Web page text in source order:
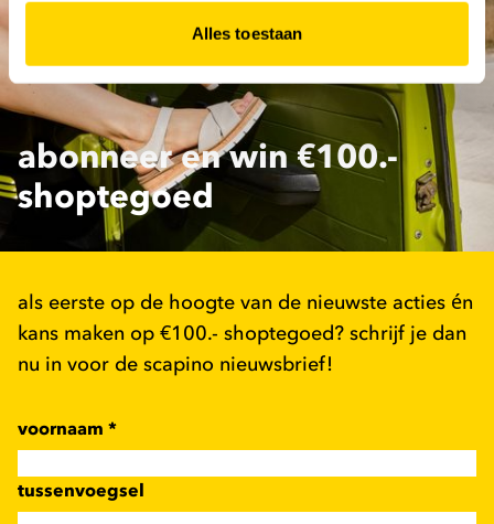
Alles toestaan
abonneer en win €100.-
shoptegoed
als eerste op de hoogte van de nieuwste acties én
kans maken op €100.- shoptegoed? schrijf je dan
nu in voor de scapino nieuwsbrief!
voornaam *
tussenvoegsel